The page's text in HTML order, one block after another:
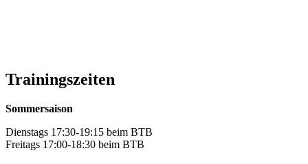
Trainingszeiten
Sommersaison
Dienstags 17:30-19:15 beim BTB
Freitags 17:00-18:30 beim BTB